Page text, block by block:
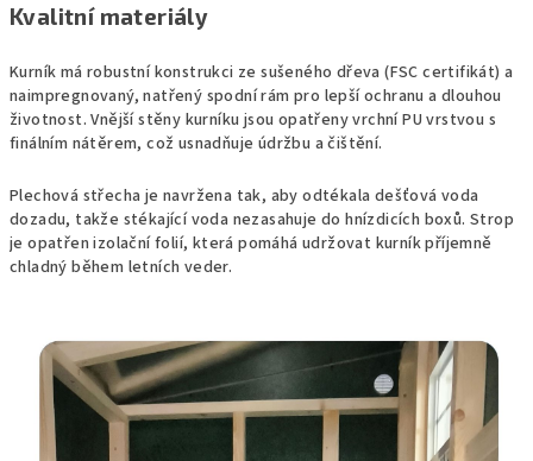
Kvalitní materiály
Kurník má robustní konstrukci ze sušeného dřeva (FSC certifikát) a
naimpregnovaný, natřený spodní rám pro lepší ochranu a dlouhou
životnost. Vnější stěny kurníku jsou opatřeny vrchní PU vrstvou s
finálním nátěrem, což usnadňuje údržbu a čištění.
Plechová střecha je navržena tak, aby odtékala dešťová voda
dozadu, takže stékající voda nezasahuje do hnízdicích boxů. Strop
je opatřen izolační folií, která pomáhá udržovat kurník příjemně
chladný během letních veder.